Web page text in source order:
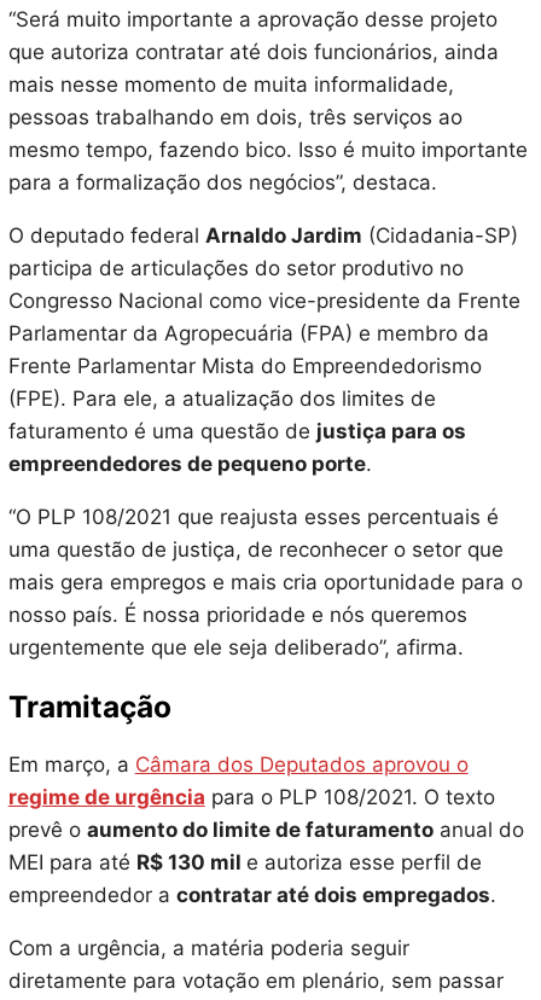
“Será muito importante a aprovação desse projeto
que autoriza contratar até dois funcionários, ainda
mais nesse momento de muita informalidade,
pessoas trabalhando em dois, três serviços ao
mesmo tempo, fazendo bico. Isso é muito importante
para a formalização dos negócios”, destaca.
O deputado federal Arnaldo Jardim (Cidadania-SP)
participa de articulações do setor produtivo no
Congresso Nacional como vice-presidente da Frente
Parlamentar da Agropecuária (FPA) e membro da
Frente Parlamentar Mista do Empreendedorismo
(FPE). Para ele, a atualização dos limites de
faturamento é uma questão de justiça para os
empreendedores de pequeno porte.
“O PLP 108/2021 que reajusta esses percentuais é
uma questão de justiça, de reconhecer o setor que
mais gera empregos e mais cria oportunidade para o
nosso país. É nossa prioridade e nós queremos
urgentemente que ele seja deliberado”, afirma.
Tramitação
Em março, a Câmara dos Deputados aprovou o
regime de urgência para o PLP 108/2021. O texto
prevê o aumento do limite de faturamentoanual do
MEI para até R$ 130 mil e autoriza esse perfil de
empreendedor a contratar até dois empregados.
Com a urgência, a matéria poderia seguir
diretamente para votação em plenário, sem passar